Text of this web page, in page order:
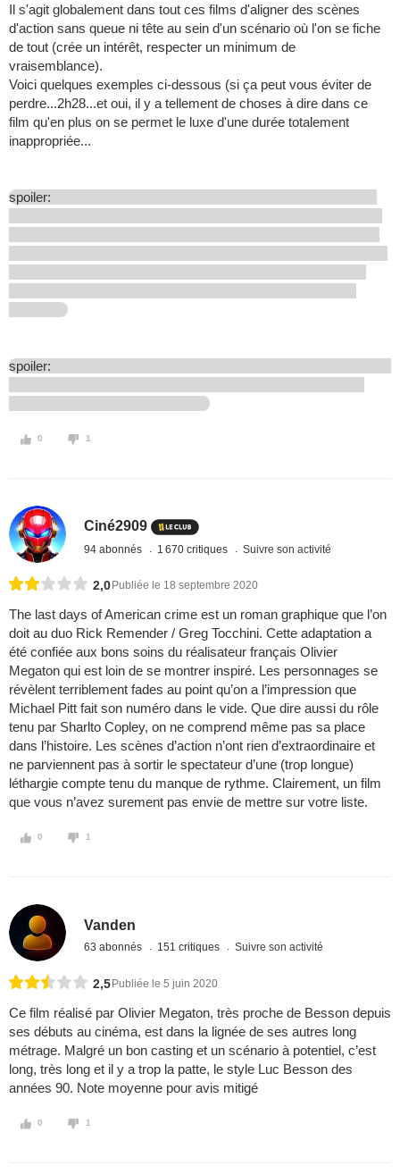
Il s'agit globalement dans tout ces films d'aligner des scènes
d'action sans queue ni tête au sein d'un scénario où l'on se fiche
de tout (crée un intérêt, respecter un minimum de
vraisemblance).
Voici quelques exemples ci-dessous (si ça peut vous éviter de
perdre...2h28...et oui, il y a tellement de choses à dire dans ce
film qu'en plus on se permet le luxe d'une durée totalement
inappropriée...
spoiler:
spoiler:
0 1
Ciné2909
94 abonnés 1 670 critiques Suivre son activité
2,0 Publiée le 18 septembre 2020
The last days of American crime est un roman graphique que l’on
doit au duo Rick Remender / Greg Tocchini. Cette adaptation a
été confiée aux bons soins du réalisateur français Olivier
Megaton qui est loin de se montrer inspiré. Les personnages se
révèlent terriblement fades au point qu’on a l’impression que
Michael Pitt fait son numéro dans le vide. Que dire aussi du rôle
tenu par Sharlto Copley, on ne comprend même pas sa place
dans l’histoire. Les scènes d’action n’ont rien d’extraordinaire et
ne parviennent pas à sortir le spectateur d’une (trop longue)
léthargie compte tenu du manque de rythme. Clairement, un film
que vous n’avez surement pas envie de mettre sur votre liste.
0 1
Vanden
63 abonnés 151 critiques Suivre son activité
2,5 Publiée le 5 juin 2020
Ce film réalisé par Olivier Megaton, très proche de Besson depuis
ses débuts au cinéma, est dans la lignée de ses autres long
métrage. Malgré un bon casting et un scénario à potentiel, c’est
long, très long et il y a trop la patte, le style Luc Besson des
années 90. Note moyenne pour avis mitigé
0 1